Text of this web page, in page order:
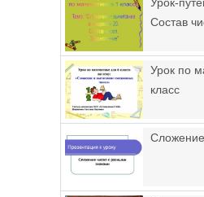
Состав
Урок по
класс